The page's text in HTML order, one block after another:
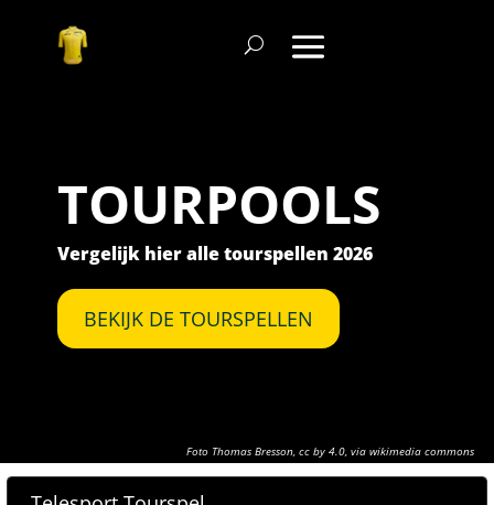
TOURPOOLS
Vergelijk hier alle tourspellen 2026
BEKIJK DE TOURSPELLEN
Foto Thomas Bresson, cc by 4.0, via wikimedia commons